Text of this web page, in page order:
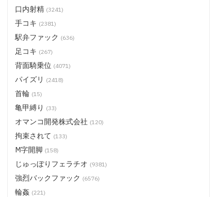
口内射精 (3241)
手コキ (2381)
駅弁ファック (636)
足コキ (267)
背面騎乗位 (4071)
パイズリ (2418)
首輪 (15)
亀甲縛り (33)
オマンコ開発株式会社 (120)
拘束されて (133)
M字開脚 (158)
じゅっぽりフェラチオ (9381)
強烈バックファック (6576)
輪姦 (221)